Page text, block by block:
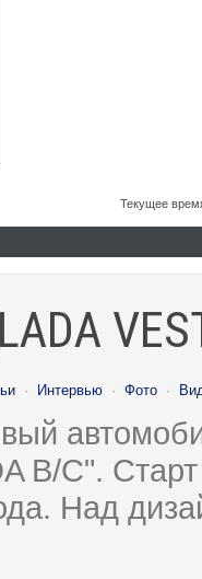
Текущее
· Интервью · Фото ·
B/C".
Над